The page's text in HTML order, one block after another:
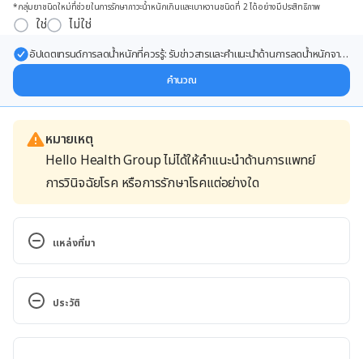
*กลุ่มยาชนิดใหม่ที่ช่วยในการรักษาภาวะน้ำหนักเกินและเบาหวานชนิดที่ 2 ได้อย่างมีประสิทธิภาพ
ใช่ ไม่ใช่
อัปเดตเทรนด์การลดน้ำหนักที่ควรรู้: รับข่าวสารและคำแนะนำด้านการลดน้ำหนักจาก
คำนวณ
หมายเหตุ
Hello Health Group ไม่ได้ให้คำแนะนำด้านการแพทย์
การวินิจฉัยโรค หรือการรักษาโรคแต่อย่างใด
แหล่งที่มา
Eye Complications. http://www.diabetes.org/living-
with-diabetes/complications/eye-complications/?
referrer=https://www.google.com.vn/. Accessed
ประวัติ